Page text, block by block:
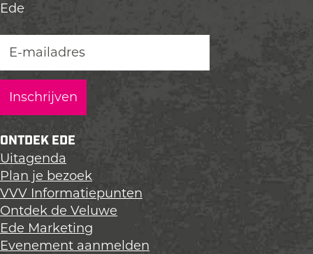
Ede
ONTDEK EDE
Uitagenda
Plan je bezoek
VVV Informatiepunten
Ontdek de Veluwe
Ede Marketing
Evenement aanmelden